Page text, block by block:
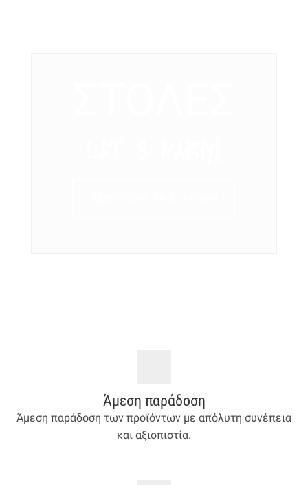
Άμεση παράδοση
Άμεση παράδοση των προϊόντων με απόλυτη συνέπεια
και αξιοπιστία.